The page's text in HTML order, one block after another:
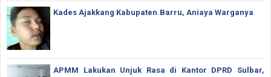
Kades Ajakkang Kabupaten.Barru, Aniaya Warganya
APMM Lakukan Unjuk Rasa di Kantor DPRD Sulbar,